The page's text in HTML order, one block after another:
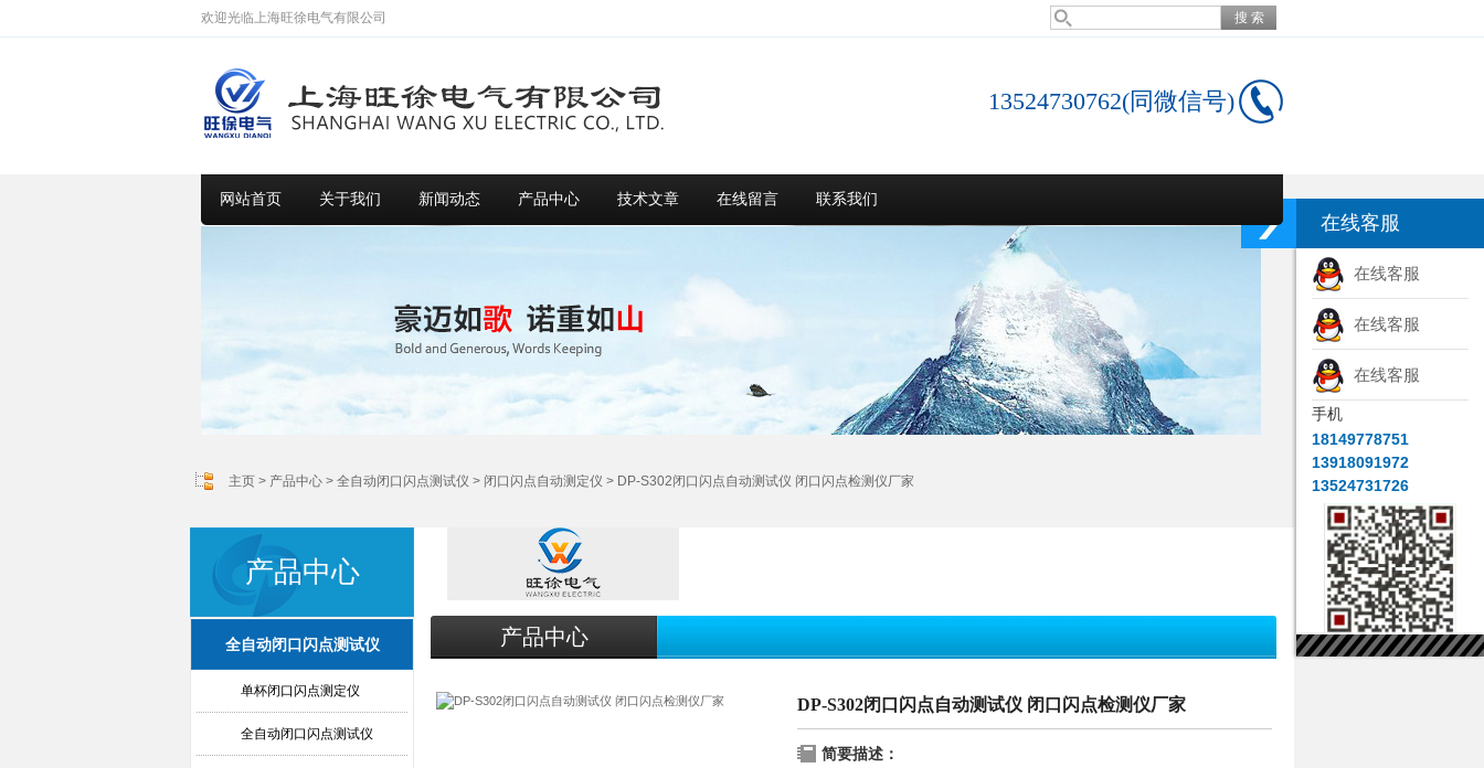
欢迎光临上海旺徐电气有限公司
13524730762(同微信号)
网站首页 关于我们 新闻动态 产品中心 技术文章 在线留言 联系我们
主页 > 产品中心 > 全自动闭口闪点测试仪 > 闭口闪点自动测定仪 > DP-S302闭口闪点自动测试仪 闭口闪点检测仪厂家
产品中心
全自动闭口闪点测试仪
单杯闭口闪点测定仪
全自动闭口闪点测试仪
产品中心
DP-S302闭口闪点自动测试仪 闭口闪点检测仪厂家
简要描述：
在线客服
在线客服
在线客服
在线客服
手机
18149778751
13918091972
13524731726